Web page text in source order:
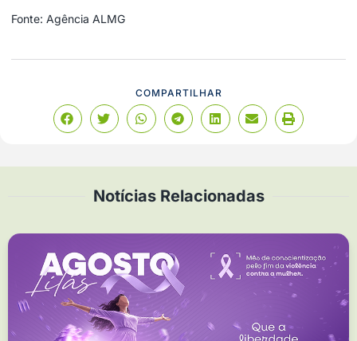
Fonte: Agência ALMG
COMPARTILHAR
Notícias Relacionadas